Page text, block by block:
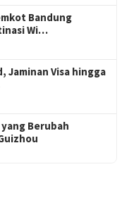
Bandung
Wi…
Jaminan Visa hingga
Berubah